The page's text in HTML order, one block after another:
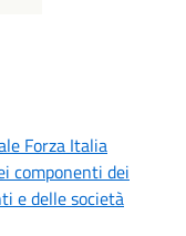
Forza Italia
componenti dei
e delle società